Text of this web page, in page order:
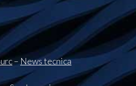
–News tecnica